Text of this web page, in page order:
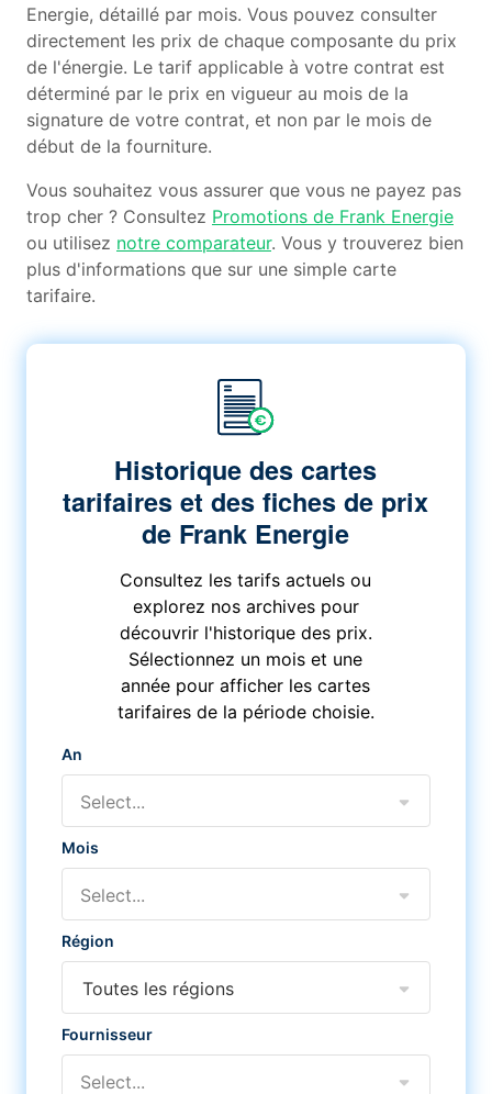
Energie, détaillé par mois. Vous pouvez consulter
directement les prix de chaque composante du prix
de l'énergie. Le tarif applicable à votre contrat est
déterminé par le prix en vigueur au mois de la
signature de votre contrat, et non par le mois de
début de la fourniture.
Vous souhaitez vous assurer que vous ne payez pas
trop cher ? Consultez Promotions de Frank Energie
ou utilisez notre comparateur. Vous y trouverez bien
plus d'informations que sur une simple carte
tarifaire.
Historique des cartes
tarifaires et des fiches de prix
de Frank Energie
Consultez les tarifs actuels ou
explorez nos archives pour
découvrir l'historique des prix.
Sélectionnez un mois et une
année pour afficher les cartes
tarifaires de la période choisie.
An
Select...
Mois
Select...
Région
Toutes les régions
Fournisseur
Select...